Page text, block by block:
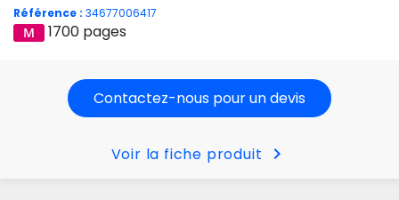
Référence : 34677006417
1700 pages
Contactez-nous pour un devis
Voir la fiche produit chevron_right